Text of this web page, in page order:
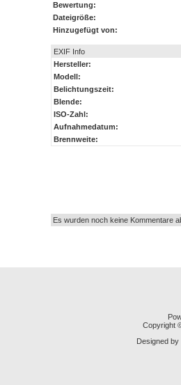
Bewertung:
Dateigröße:
Hinzugefügt von:
EXIF Info
Hersteller:
Modell:
Belichtungszeit:
Blende:
ISO-Zahl:
Aufnahmedatum:
Brennweite:
Es wurden noch keine Kommentare
Copyright
Designed by